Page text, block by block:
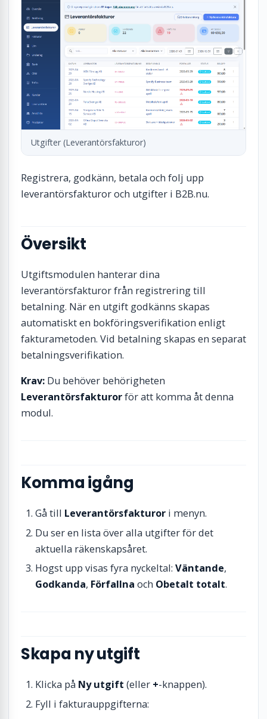
Utgifter (Leverantörsfakturor)
Registrera, godkänn, betala och folj upp
leverantörsfakturor och utgifter i B2B.nu.
Översikt
Utgiftsmodulen hanterar dina
leverantörsfakturor från registrering till
betalning. När en utgift godkänns skapas
automatiskt en bokföringsverifikation enligt
fakturametoden. Vid betalning skapas en separat
betalningsverifikation.
Krav: Du behöver behörigheten
Leverantörsfakturorför att komma åt denna
modul.
Komma igång
Gå till Leverantörsfakturor i menyn.
Du ser en lista över alla utgifter för det
aktuella räkenskapsåret.
Hogst upp visas fyra nyckeltal: Väntande,
Godkanda, Förfallna och Obetalt totalt.
Skapa ny utgift
Klicka på Ny utgift (eller +-knappen).
Fyll i fakturauppgifterna: